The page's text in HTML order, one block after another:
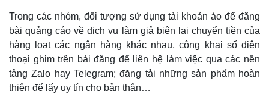
Trong các nhóm, đối tượng sử dụng tài khoản ảo để đăng
bài quảng cáo về dịch vụ làm giả biên lai chuyển tiền của
hàng loạt các ngân hàng khác nhau, công khai số điện
thoại ghim trên bài đăng để liên hệ làm việc qua các nền
tảng Zalo hay Telegram; đăng tải những sản phẩm hoàn
thiện để lấy uy tín cho bản thân…